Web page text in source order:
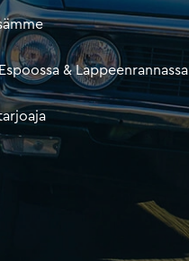
& Lappeenrannassa